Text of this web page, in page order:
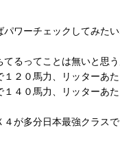
ワーチェックしてみた
るってことは無いと思う
２０馬力、リッターあた
４０馬力、リッターあ
が多分日本最強クラス